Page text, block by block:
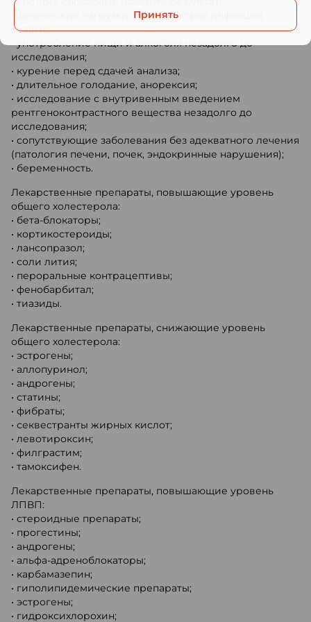
• физические нагрузки, стресс, острая инфекция,
травма;
• употребление пищи и алкоголя незадолго до
исследования;
• курение перед сдачей анализа;
• длительное голодание, анорексия;
• исследование с внутривенным введением
рентгеноконтрастного вещества незадолго до
исследования;
• сопутствующие заболевания без адекватного лечения
(патология печени, почек, эндокринные нарушения);
• беременность.
Лекарственные препараты, повышающие уровень
общего холестерола:
• бета-блокаторы;
• кортикостероиды;
• лансопразол;
• соли лития;
• пероральные контрацептивы;
• фенобарбитал;
• тиазиды.
Лекарственные препараты, снижающие уровень
общего холестерола:
• эстрогены;
• аллопуринол;
• андрогены;
• статины;
• фибраты;
• секвестранты жирных кислот;
• левотироксин;
• филграстим;
• тамоксифен.
Лекарственные препараты, повышающие уровень
ЛПВП:
• стероидные препараты;
• прогестины;
• андрогены;
• альфа-адреноблокаторы;
• карбамазепин;
• гиполипидемические препараты;
• эстрогены;
• гидроксихлорохин;
Принять